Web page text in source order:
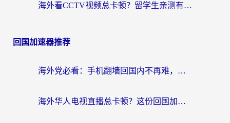
海外看CCTV视频总卡顿？留学生亲测有效的回国加速器选择指南
回国加速器推荐
海外党必看：手机翻墙回国内不再难，一篇搞定无缝访问国内资源指南
海外华人电视直播总卡顿？这份回国加速器选择指南帮你无缝看国内资源